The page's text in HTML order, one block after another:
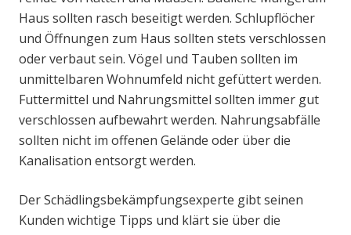
Haus sollten rasch beseitigt werden. Schlupflöcher
und Öffnungen zum Haus sollten stets verschlossen
oder verbaut sein. Vögel und Tauben sollten im
unmittelbaren Wohnumfeld nicht gefüttert werden.
Futtermittel und Nahrungsmittel sollten immer gut
verschlossen aufbewahrt werden. Nahrungsabfälle
sollten nicht im offenen Gelände oder über die
Kanalisation entsorgt werden.
Der Schädlingsbekämpfungsexperte gibt seinen
Kunden wichtige Tipps und klärt sie über die